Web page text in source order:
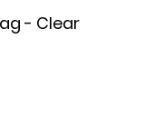
- Clear